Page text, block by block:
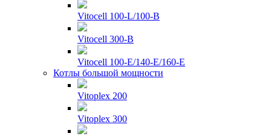
Vitocell 100-L/100-B
Vitocell 300-B
Vitocell 100-E/140-E/160-E
Котлы большой мощности
Vitoplex 200
Vitoplex 300